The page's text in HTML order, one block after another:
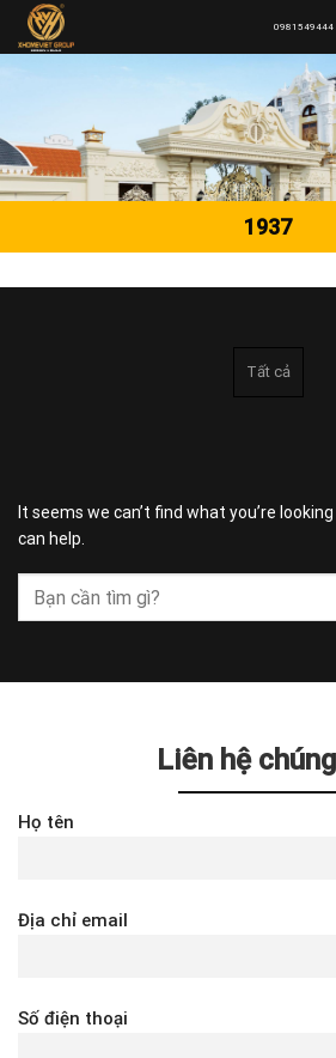
Skip
0981549444
1937
Tất cả
It seems we can’t find what you’re
can help.
Liên hệ
Họ tên
Địa chỉ email
Số điện thoại